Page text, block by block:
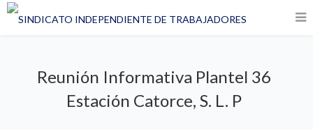
Reunión Informativa Plantel 36
Estación Catorce, S. L. P